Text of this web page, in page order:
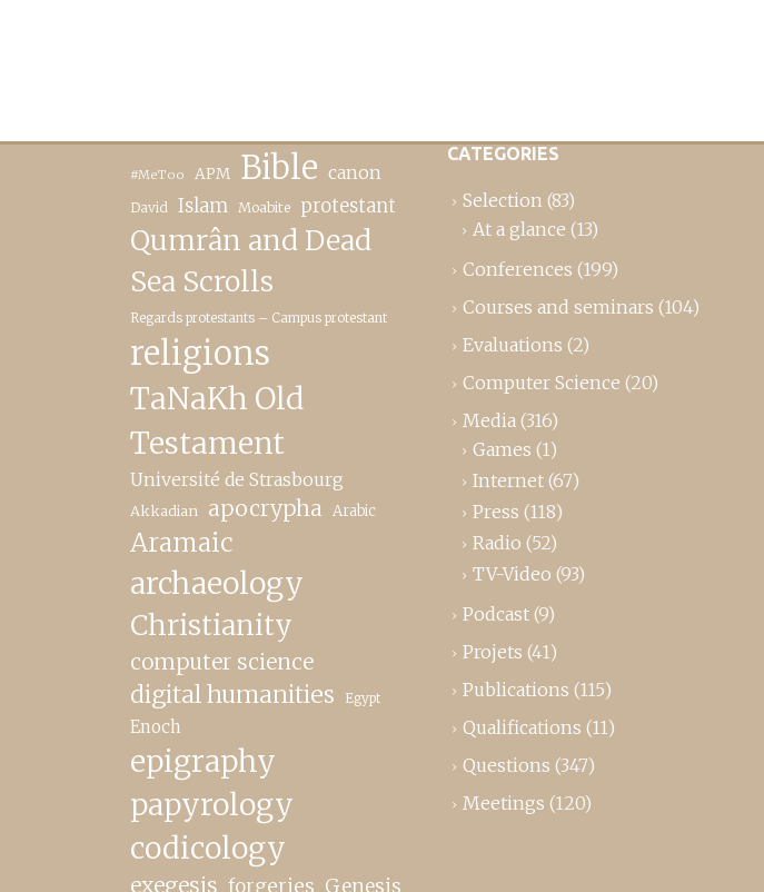
#MeToo APM Bible canon
David Islam Moabite protestant
Qumrân and Dead
Sea Scrolls
Regards protestants – Campus protestant
religions
TaNaKh Old
Testament
Université de Strasbourg
Akkadian apocrypha Arabic
Aramaic
archaeology
Christianity
computer science
digital humanities Egypt
Enoch
epigraphy
papyrology
codicology
exegesis forgeries Genesis
CATEGORIES
Selection (83)
At a glance (13)
Conferences (199)
Courses and seminars (104)
Evaluations (2)
Computer Science (20)
Media (316)
Games (1)
Internet (67)
Press (118)
Radio (52)
TV-Video (93)
Podcast (9)
Projets (41)
Publications (115)
Qualifications (11)
Questions (347)
Meetings (120)